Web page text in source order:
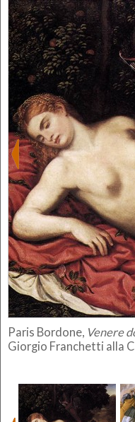
Paris Bordone, Venere
Giorgio Franchetti alla